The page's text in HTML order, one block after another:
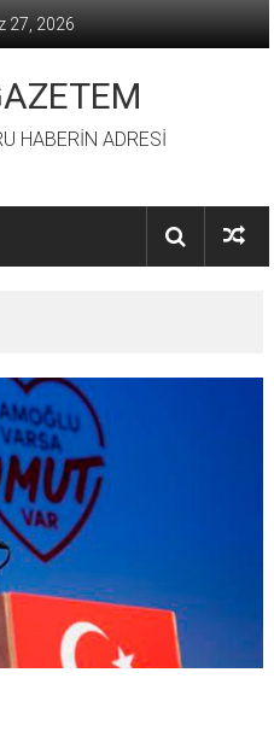
27, 2026
HABERİN ADRESİ